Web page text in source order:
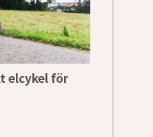
elcykel för